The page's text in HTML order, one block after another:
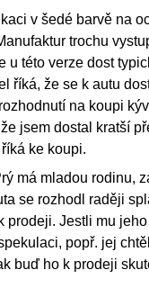
v šedé barvě na
trochu
u této verze dost
říká, že se k autu
na koupi
jsem dostal kratší
ke koupi.
má mladou rodinu,
se rozhodl raději
prodeji. Jestli mu
popř. jej
buď ho k prodeji